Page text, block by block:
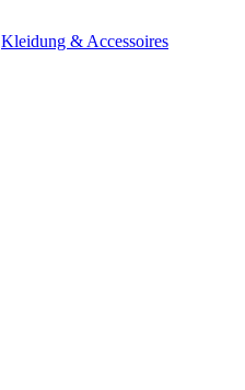
Kleidung & Accessoires